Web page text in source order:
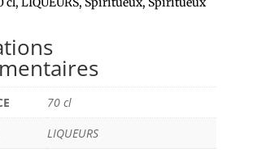
70 cl
LIQUEURS